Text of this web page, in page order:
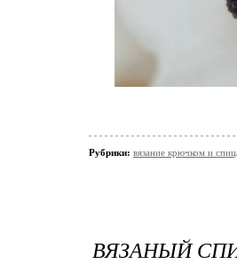
Рубрики: вязание крючком и
ВЯЗАНЫЙ